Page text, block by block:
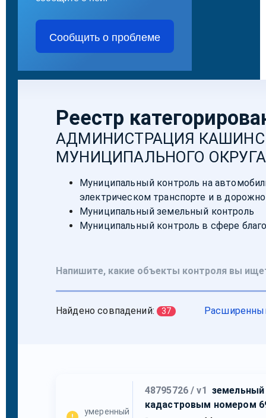
Сообщить о проблеме